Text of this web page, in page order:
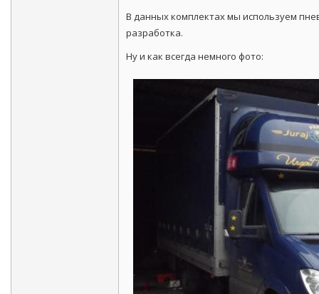
В данных комплектах мы используем
разработка.
Ну и как всегда немного фото: